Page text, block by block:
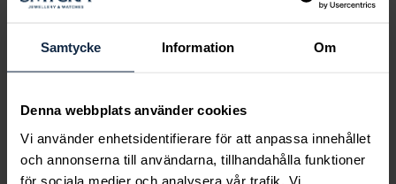
Samtycke Information Om
Denna webbplats använder cookies
Vi använder enhetsidentifierare för att anpassa innehållet
och annonserna till användarna, tillhandahålla funktioner
för sociala medier och analysera vår trafik. Vi
Lily and Rose
Emily pearl bracelet -
Ivory
Mockberg
Royal Watch 28 mm
Pris:2 399 kr
2 399 kr